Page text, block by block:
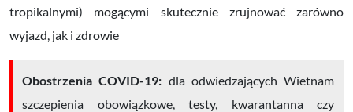
tropikalnymi) mogącymi skutecznie zrujnować zarówno
wyjazd, jak i zdrowie
Obostrzenia COVID-19: dla odwiedzających Wietnam
szczepienia obowiązkowe, testy, kwarantanna czy